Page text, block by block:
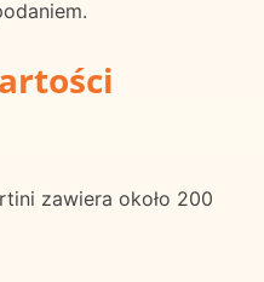
zawiera około 200